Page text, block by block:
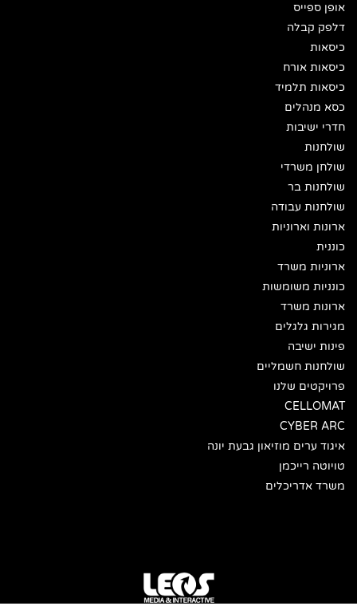
אופן ספייס
דלפק קבלה
כיסאות
כיסאות אורח
כיסאות תלמיד
כסא מנהלים
חדרי ישיבות
שולחנות
שולחן משרדי
שולחנות בר
שולחנות עבודה
ארונות וארוניות
כוננית
ארוניות משרד
כונניות משומשות
ארונות משרד
מגירות גלגלים
פינות ישיבה
שולחנות חשמליים
פרויקטים שלנו
CELLOMAT
CYBER ARC
איגוד ערים מוזיאון גבעת יונה
טויוטה רייכמן
משרד אדריכלים